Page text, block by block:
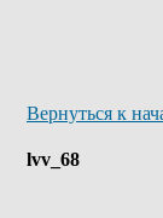
Вернуться к
lvv_68